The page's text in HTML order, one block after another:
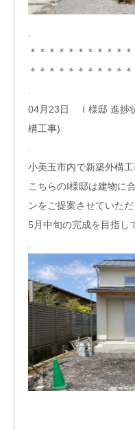
.
＊＊＊＊＊＊＊＊＊＊
＊＊＊＊＊＊＊＊＊＊
.
04月23日 Ｉ様邸 進捗
構工事)
.
小美玉市内で新築外構工
こちらのI様邸は建物に
ンをご提案させていただ
5月中旬の完成を目指し
.